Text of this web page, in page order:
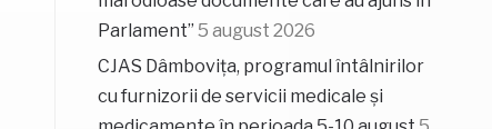
Parlament” 5 august 2026
CJAS Dâmbovița, programul întâlnirilor
cu furnizorii de servicii medicale și